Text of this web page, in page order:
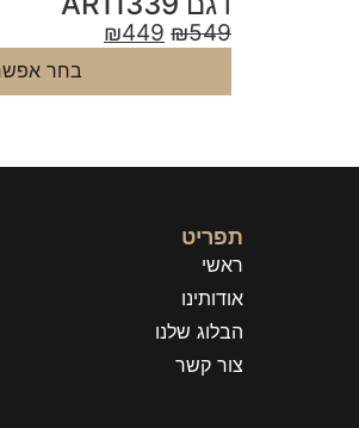
₪549
₪449
בחר
תפריט
ראשי
אודותינו
הבלוג שלנו
צור קשר